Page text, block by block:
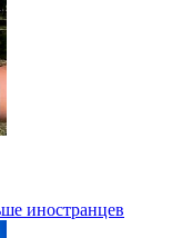
иностранцев